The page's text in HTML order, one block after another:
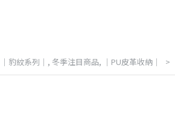
｜豹紋系列｜ , 冬季注目商品, ｜PU皮革收納｜